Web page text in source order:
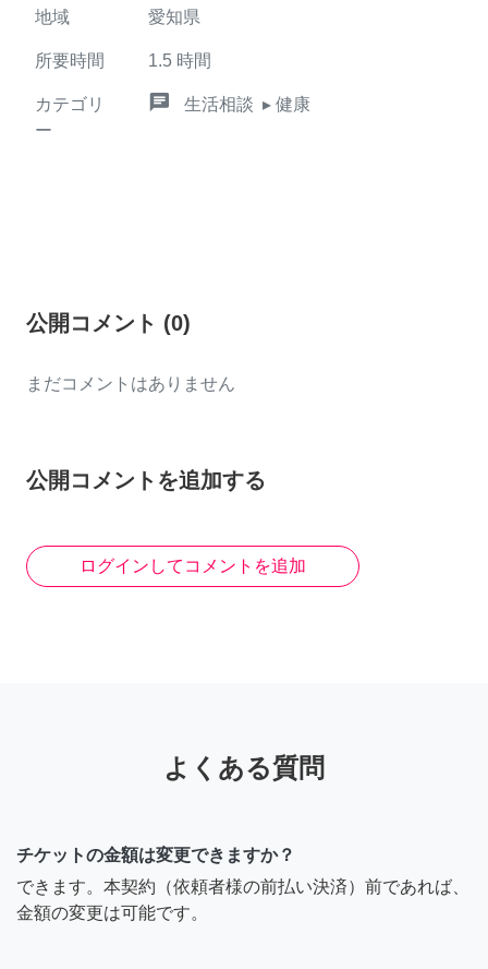
地域 愛知県
所要時間 1.5 時間
カテゴリ
ー
chat 生活相談 ▸ 健康
公開コメント (0)
まだコメントはありません
公開コメントを追加する
ログインしてコメントを追加
よくある質問
チケットの金額は変更できますか？
できます。本契約（依頼者様の前払い決済）前であれば、
金額の変更は可能です。